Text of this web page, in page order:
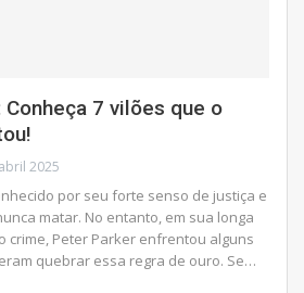
Conheça 7 vilões que o
2025
por seu forte senso de justiça e
matar. No entanto, em sua longa
crime, Peter Parker enfrentou alguns
quebrar essa regra de ouro. Se…